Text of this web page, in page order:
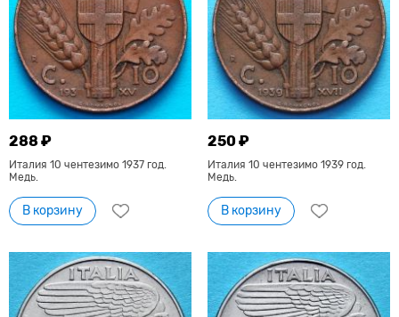
288 ₽
Италия 10 чентезимо 1937 год.
Медь.
В корзину
250 ₽
Италия 10 чентезимо 1939 год.
Медь.
В корзину